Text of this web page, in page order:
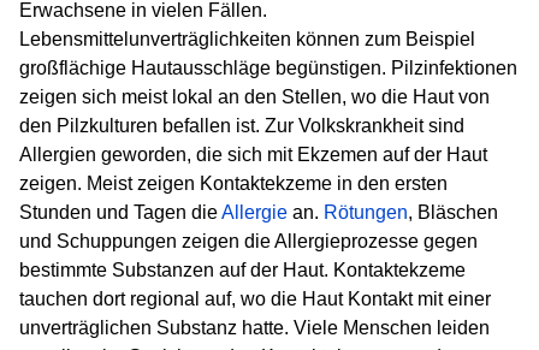
Erwachsene in vielen Fällen.
Lebensmittelunverträglichkeiten können zum Beispiel
großflächige Hautausschläge begünstigen. Pilzinfektionen
zeigen sich meist lokal an den Stellen, wo die Haut von
den Pilzkulturen befallen ist. Zur Volkskrankheit sind
Allergien geworden, die sich mit Ekzemen auf der Haut
zeigen. Meist zeigen Kontaktekzeme in den ersten
Stunden und Tagen dieAllergie an. Rötungen, Bläschen
und Schuppungen zeigen die Allergieprozesse gegen
bestimmte Substanzen auf der Haut. Kontaktekzeme
tauchen dort regional auf, wo die Haut Kontakt mit einer
unverträglichen Substanz hatte. Viele Menschen leiden